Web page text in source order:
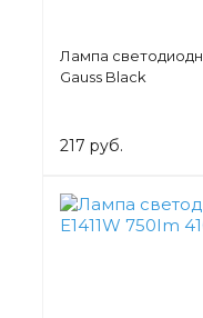
Лампа
Gauss Black
217 руб.